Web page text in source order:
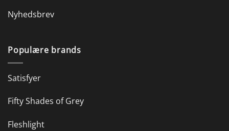
Nyhedsbrev
Populære brands
Satisfyer
Fifty Shades of Grey
Fleshlight